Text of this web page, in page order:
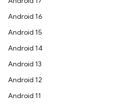
Android 16
Android 15
Android 14
Android 13
Android 12
Android 11